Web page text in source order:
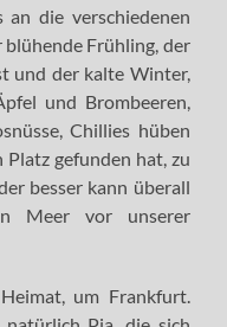
die verschiedenen
blühende Frühling, der
und der kalte Winter,
und Brombeeren,
Chillies hüben
gefunden hat, zu
besser kann überall
Meer vor unserer
um Frankfurt.